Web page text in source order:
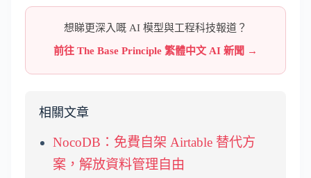
想睇更深入嘅 AI 模型與工程科技報道？
前往 The Base Principle 繁體中文 AI 新聞 →
相關文章
NocoDB：免費自架 Airtable 替代方
案，解放資料管理自由